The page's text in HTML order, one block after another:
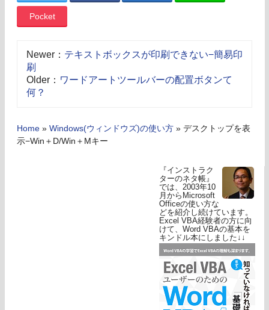
Pocket
Newer： テキストボックスが印刷できない−簡易印
刷
Older： ワードアートツールバーの配置ボタンて
何？
Home » Windows(ウィンドウズ)の使い方 » デスクトップを表
示−Win＋D/Win＋Mキー
『インストラク
ターのネタ帳』
では、2003年10
月からMicrosoft
Officeの使い方な
どを紹介し続けています。
Excel VBA経験者の方に向
けて、Word VBAの基本を
キンドル本にしました↓↓